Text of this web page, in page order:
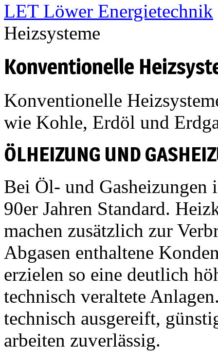
LET Löwer Energietechnik
Heizsysteme
Konventionelle
Konventionelle
wie Kohle, Erdöl und
ÖLHEIZUNG UND
Bei Öl- und Gasheizungen
90er Jahren Standard.
machen zusätzlich zur
Abgasen enthaltene
erzielen so eine deutlich
technisch veraltete
technisch ausgereift,
arbeiten zuverlässig.